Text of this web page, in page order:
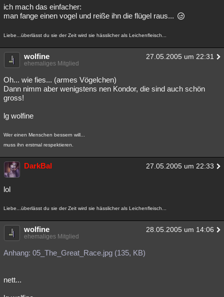
ich mach das einfacher:
man fange einen vogel und reiße ihn die flügel raus...
Liebe...überlässt du sie der Zeit wird sie hässlicher als Leichenfleisch...
wolfine 27.05.2005 um 22:31
ehemaliges Mitglied
Oh... wie fies... (armes Vögelchen)
Dann nimm aber wenigstens nen Kondor, die sind auch schön
gross!
lg wolfine
Wer einen Menschen bessern will...
muss ihn erstmal respektieren.
DarkBal 27.05.2005 um 22:33
lol
Liebe...überlässt du sie der Zeit wird sie hässlicher als Leichenfleisch...
wolfine 28.05.2005 um 14:06
ehemaliges Mitglied
Anhang: 05_The_Great_Race.jpg (135, KB)
nett...